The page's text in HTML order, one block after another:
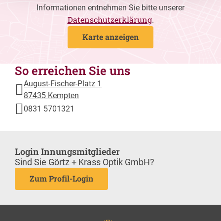
Informationen entnehmen Sie bitte unserer
Datenschutzerklärung.
Karte anzeigen
So erreichen Sie uns
August-Fischer-Platz 1
87435 Kempten
0831 5701321
Login Innungsmitglieder
Sind Sie Görtz + Krass Optik GmbH?
Zum Profil-Login